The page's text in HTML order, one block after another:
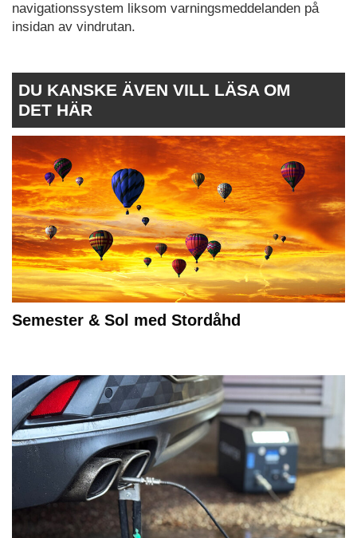
navigationssystem liksom varningsmeddelanden på
insidan av vindrutan.
DU KANSKE ÄVEN VILL LÄSA OM
DET HÄR
Semester & Sol med Stordåhd